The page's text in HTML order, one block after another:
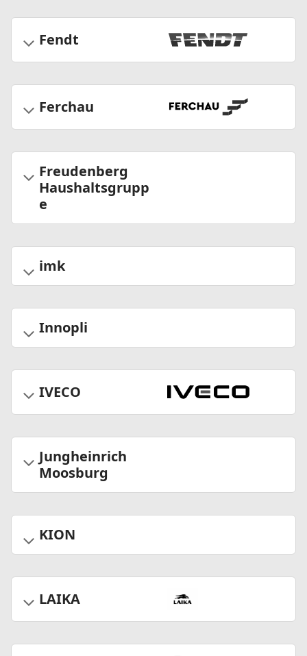
Fendt
Ferchau
Freudenberg
Haushaltsgrupp
e
imk
Innopli
IVECO
Jungheinrich
Moosburg
KION
LAIKA